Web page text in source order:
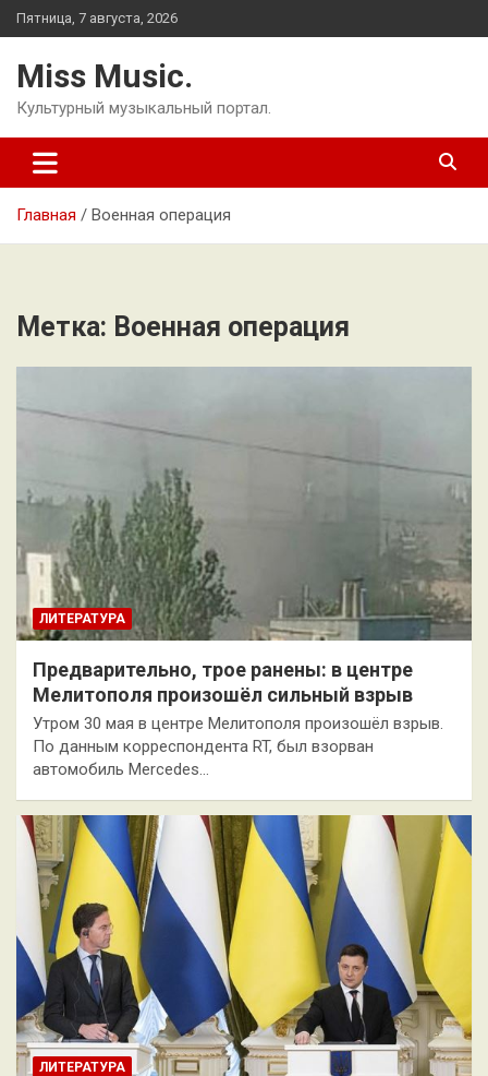
Перейти
к
Пятница, 7 августа, 2026
Miss Music.
Культурный музыкальный портал.
Главная Военная операция
Метка: Военная операция
ЛИТЕРАТУРА
Предварительно, трое ранены: в центре
Мелитополя произошёл сильный взрыв
Утром 30 мая в центре Мелитополя произошёл взрыв.
По данным корреспондента RT, был взорван
автомобиль Mercedes…
ЛИТЕРАТУРА